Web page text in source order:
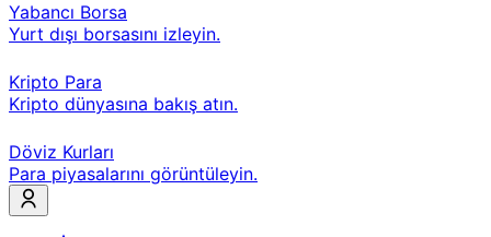
Yabancı Borsa
Yurt dışı borsasını izleyin.
Kripto Para
Kripto dünyasına bakış atın.
Döviz Kurları
Para piyasalarını görüntüleyin.